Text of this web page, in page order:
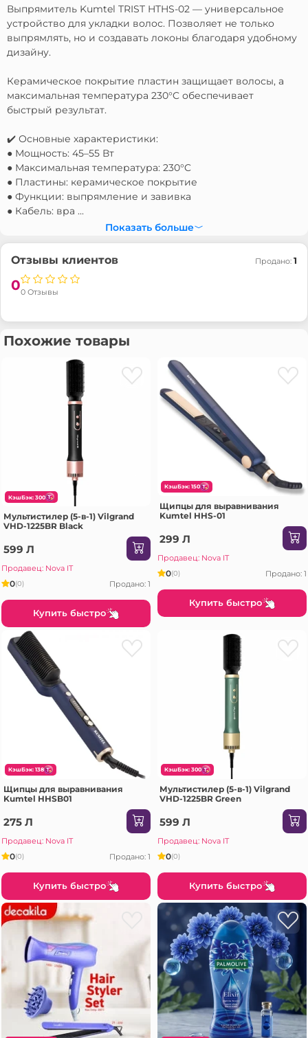
Выпрямитель Kumtel TRIST HTHS-02 — универсальное
устройство для укладки волос. Позволяет не только
выпрямлять, но и создавать локоны благодаря удобному
дизайну.
Керамическое покрытие пластин защищает волосы, а
максимальная температура 230°C обеспечивает
быстрый результат.
✔️ Основные характеристики:
● Мощность: 45–55 Вт
● Максимальная температура: 230°C
● Пластины: керамическое покрытие
● Функции: выпрямление и завивка
● Кабель: вра ...
Показать больше
Отзывы клиентов
00 Отзывы
Продано: 1
Похожие товары
КэшБэк: 300
Мультистилер (5-в-1) Vilgrand
VHD-1225BR Black
599 Л
Продавец: Nova IT
0(0) Продано: 1
Купить быстро
КэшБэк: 150
Щипцы для выравнивания
Kumtel HHS-01
299 Л
Продавец: Nova IT
0(0) Продано: 1
Купить быстро
КэшБэк: 138
Щипцы для выравнивания
Kumtel HHSB01
275 Л
Продавец: Nova IT
0(0) Продано: 1
Купить быстро
КэшБэк: 300
Мультистилер (5-в-1) Vilgrand
VHD-1225BR Green
599 Л
Продавец: Nova IT
0(0)
Купить быстро